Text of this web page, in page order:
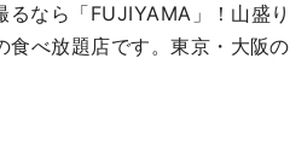
るなら「FUJIYAMA」！山盛
食べ放題店です。東京・大阪